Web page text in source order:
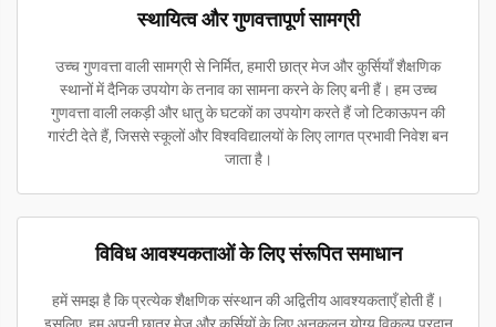
स्थायित्व और गुणवत्तापूर्ण सामग्री
उच्च गुणवत्ता वाली सामग्री से निर्मित, हमारी छात्र मेज और कुर्सियाँ शैक्षणिक
स्थानों में दैनिक उपयोग के तनाव का सामना करने के लिए बनी हैं। हम उच्च
गुणवत्ता वाली लकड़ी और धातु के घटकों का उपयोग करते हैं जो टिकाऊपन की
गारंटी देते हैं, जिससे स्कूलों और विश्वविद्यालयों के लिए लागत प्रभावी निवेश बन
जाता है।
विविध आवश्यकताओं के लिए संरूपित समाधान
हमें समझ है कि प्रत्येक शैक्षणिक संस्थान की अद्वितीय आवश्यकताएँ होती हैं।